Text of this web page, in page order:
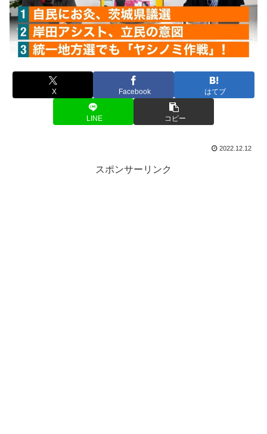
X Facebook はてブ
LINE コピー
2022.12.12
スポンサーリンク